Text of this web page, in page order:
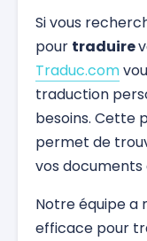
Si vous
pour traduire
Traduc.com
traduction
besoins. Cette
permet de
vos
Notre équipe a
efficace pour